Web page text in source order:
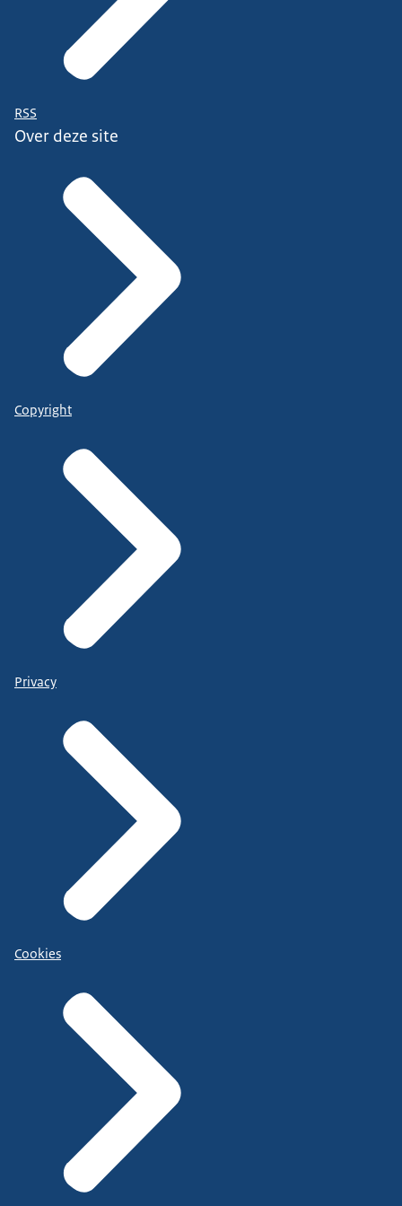
RSS
Over deze site
Copyright
Privacy
Cookies